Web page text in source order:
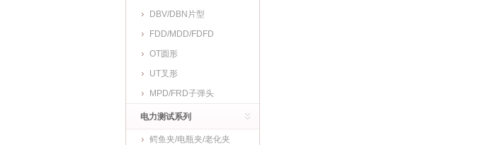
DBV/DBN片型
FDD/MDD/FDFD
OT圆形
UT叉形
MPD/FRD子弹头
电力测试系列
鳄鱼夹/电瓶夹/老化夹